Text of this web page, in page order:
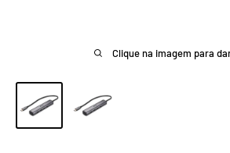
Clique na imagem para